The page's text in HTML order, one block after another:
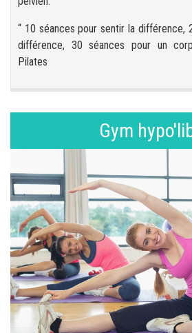
“ 10 séances pour sentir la différence,
différence, 30 séances pour un
Pilates
Gym